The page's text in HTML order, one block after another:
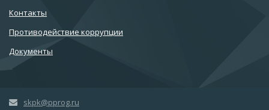
Контакты
Противодействие коррупции
Документы
skpk@pprog.ru